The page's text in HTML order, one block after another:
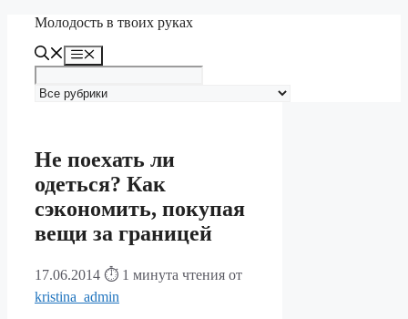
Перейти
содержимому
Молодость в твоих руках
Меню
Не поехать ли
одеться? Как
сэкономить, покупая
вещи за границей
17.06.2014 ⏱ 1 минута чтения от
kristina_admin